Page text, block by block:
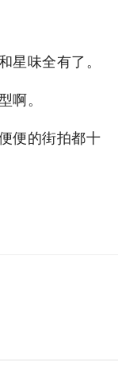
星味全有了。
啊。
便的街拍都十